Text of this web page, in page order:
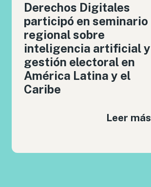
Derechos Digitales
participó en seminario
regional sobre
inteligencia artificial y
gestión electoral en
América Latina y el
Caribe
Leer más